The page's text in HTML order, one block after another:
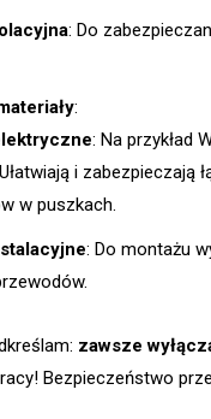
: Do
:
: Na przykład
i zabezpieczają
w puszkach.
: Do montażu
zawsze
Bezpieczeństwo